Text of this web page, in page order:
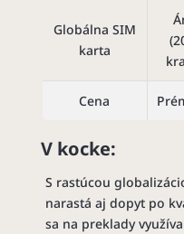
Globálna SIM
karta
Cena
V kocke:
S rastúcou
narastá aj dopyt po
sa na preklady